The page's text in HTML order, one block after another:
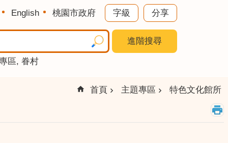
English 桃園市政府 字級 分享
進階搜尋
區 眷村
首頁 主題專區 特色文化館所